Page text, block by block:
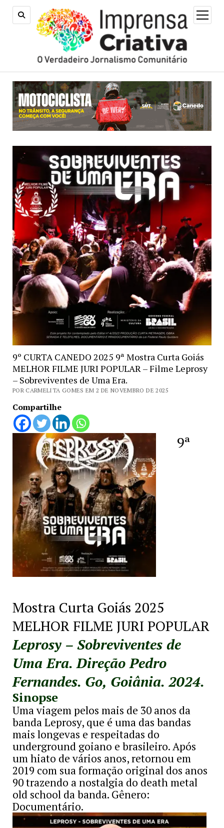
open
menu
9º CURTA CANEDO 2025 9ª Mostra Curta Goiás
MELHOR FILME JURI POPULAR – Filme Leprosy
– Sobreviventes de Uma Era.
POR CARMELITA GOMES EM 2 DE NOVEMBRO DE 2025
Compartilhe
9ª
Mostra Curta Goiás 2025
MELHOR FILME JURI POPULAR
Leprosy – Sobreviventes de
Uma Era. Direção Pedro
Fernandes. Go, Goiânia. 2024.
Sinopse
Uma viagem pelos mais de 30 anos da
banda Leprosy, que é uma das bandas
mais longevas e respeitadas do
underground goiano e brasileiro. Após
um hiato de vários anos, retornou em
2019 com sua formação original dos anos
90 trazendo a nostalgia do death metal
old school da banda. Gênero:
Documentário.